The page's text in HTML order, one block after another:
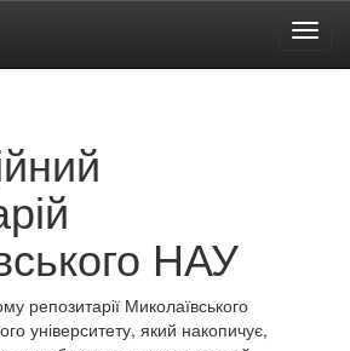
НАУ
репозитарії Миколаївського
університету, який накопичує,